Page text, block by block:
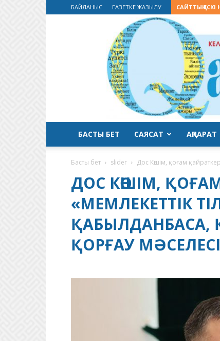
БАЙЛАНЫС ГАЗЕТКЕ ЖАЗЫЛУ САЙТТЫҢ
БАСТЫ БЕТ САЯСАТ АҚПАРАТ
Басты бет slider Дос Көшім, қоғам
ДОС КӨШІМ,
«МЕМЛЕКЕТТІК
ҚАБЫЛДАНБАСА,
ҚОРҒАУ